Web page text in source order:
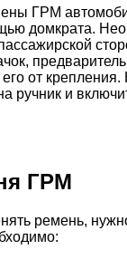
ГРМ
домкрата.
от крепления.
ручник и
ГРМ
ремень,